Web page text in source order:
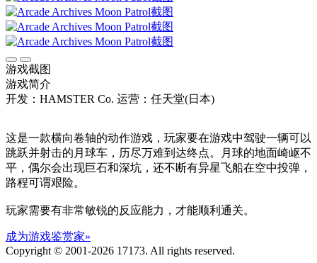
游戏截图
游戏简介
开发：HAMSTER Co. 运营：任天堂(日本)
这是一款横向卷轴的动作游戏，玩家要在游戏中驾驶一辆可以
跳跃并射击的月球车，历尽万难到达终点。月球的地面崎岖不
平，偶尔会出现巨石和深坑，还不断有异星飞船在空中投弹，
路程可谓艰险。
玩家需要有非常敏锐的反应能力，才能顺利通关。
成为游戏鉴赏家»
Copyright © 2001-2026 17173. All rights reserved.